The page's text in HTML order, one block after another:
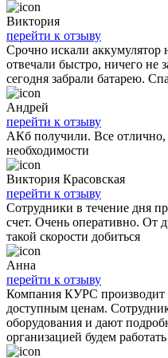
Виктория
перейти к отзыву
Срочно искали аккумулятор
отвечали быстро, ничего не
сегодня забрали батарею.
Андрей
перейти к отзыву
АКб получили. Все отлично,
необходимости
Виктория Красовская
перейти к отзыву
Сотрудники в течение дня
счет. Очень оперативно. От
такой скорости добиться
Анна
перейти к отзыву
Компания КУРС производит
доступным ценам.
оборудования и дают
организацией будем